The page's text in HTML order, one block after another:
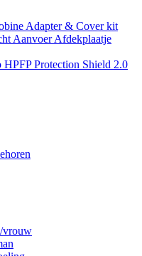
Adapter & Cover kit
Aanvoer Afdekplaatje
HPFP Protection Shield 2.0
vrouw